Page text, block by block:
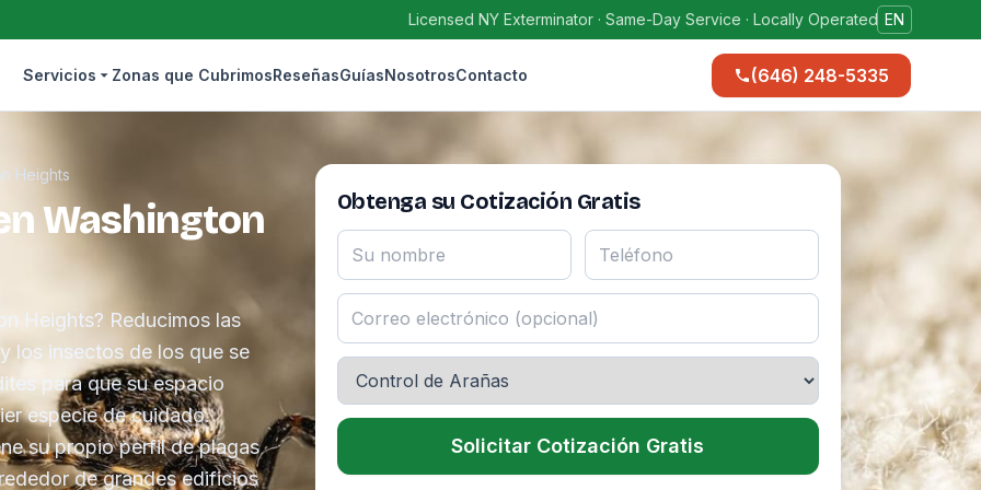
Licensed NY Exterminator · Same-Day Service · Locally Operated EN
Servicios Zonas que CubrimosReseñasGuíasNosotrosContacto (646) 248-5335
Heights
Washington
Heights? Reducimos las
los insectos de los que se
para que su espacio
especie de cuidado.
su propio perfil de plagas
de grandes edificios
Obtenga su Cotización Gratis
Solicitar Cotización Gratis